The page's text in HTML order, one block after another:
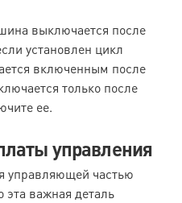
выключается после
установлен цикл
включенным после
только после
ее.
управления
управляющей частью
важная деталь